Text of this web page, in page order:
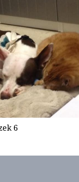
6